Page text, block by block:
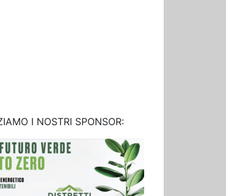
I NOSTRI SPONSOR: